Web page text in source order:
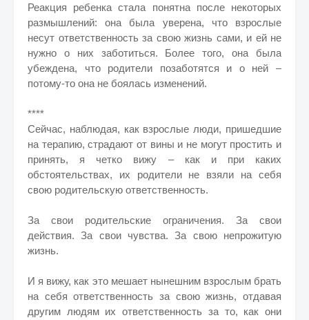
Реакция ребенка стала понятна после некоторых
размышлений: она была уверена, что взрослые
несут ответственность за свою жизнь сами, и ей не
нужно о них заботиться. Более того, она была
убеждена, что родители позаботятся и о ней –
потому-то она не боялась изменений.
****
Сейчас, наблюдая, как взрослые люди, пришедшие
на терапию, страдают от вины и не могут простить и
принять, я четко вижу – как и при каких
обстоятельствах, их родители не взяли на себя
свою родительскую ответственность.
За свои родительские ограничения. За свои
действия. За свои чувства. За свою непрожитую
жизнь.
И я вижу, как это мешает нынешним взрослым брать
на себя ответственность за свою жизнь, отдавая
другим людям их ответственность за то, как они